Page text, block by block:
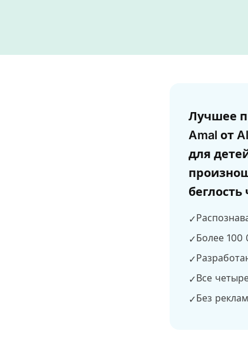
Answer
Лучшее
Amal от
для
✓
✓Более 100
✓
✓Все
✓Без